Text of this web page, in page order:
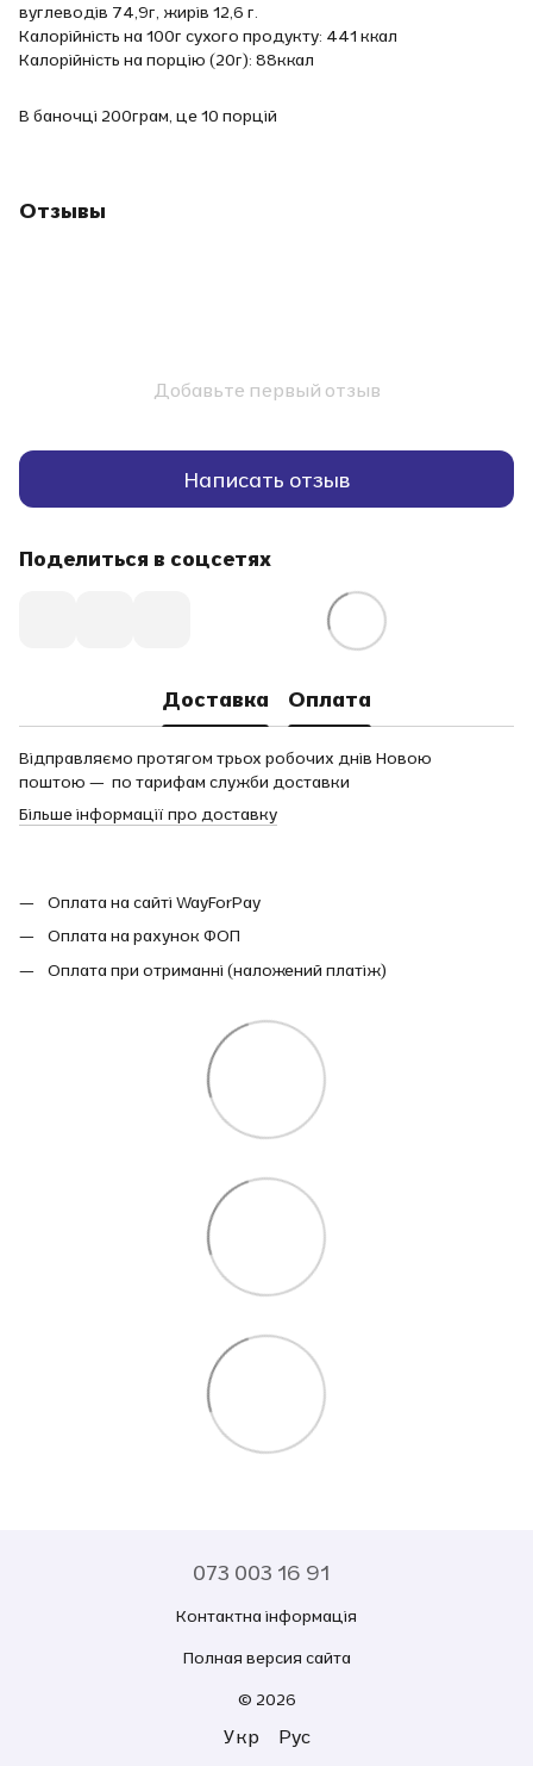
вуглеводів 74,9г, жирів 12,6 г.
Калорійність на 100г сухого продукту: 441 ккал
Калорійність на порцію (20г): 88ккал
В баночці 200грам, це 10 порцій
Отзывы
Добавьте первый отзыв
Написать отзыв
Поделиться в соцсетях
Доставка Оплата
Відправляємо протягом трьох робочих днів Новою
поштою — по тарифам служби доставки
Більше інформації про доставку
Оплата на сайті WayForPay
Оплата на рахунок ФОП
Оплата при отриманні (наложений платіж)
073 003 16 91
Контактна інформація
Полная версия сайта
© 2026
Укр Рус